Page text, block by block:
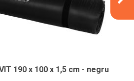
190 x 100 x 1,5 cm - negru